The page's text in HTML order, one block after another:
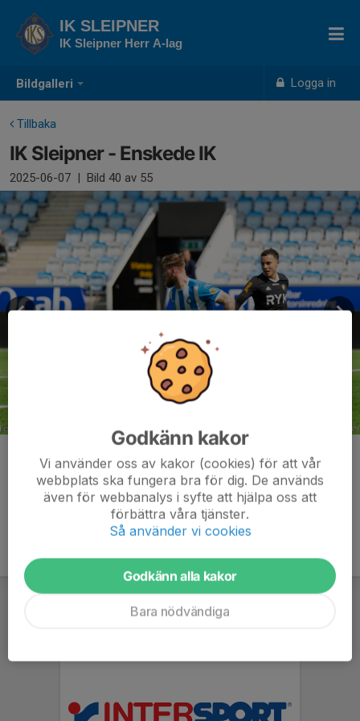
Bildgalleri Logga in
IK SLEIPNER
IK Sleipner Herr A-lag
Tillbaka
IK Sleipner - Enskede IK
2025-06-07 | Bild 40 av 55
Kommentarer
Godkänn kakor
Vi använder oss av kakor (cookies) för att vår
webbplats ska fungera bra för dig. De används
även för webbanalys i syfte att hjälpa oss att
förbättra våra tjänster.
Så använder vi cookies
Godkänn alla kakor
Bara nödvändiga